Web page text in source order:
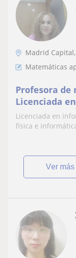
Madrid
Matemáticas
Profesora de
Licenciada
experiencia
Licenciada en
física e
ver más